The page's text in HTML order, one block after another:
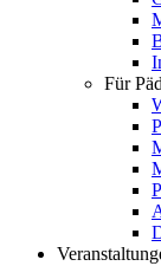
Für